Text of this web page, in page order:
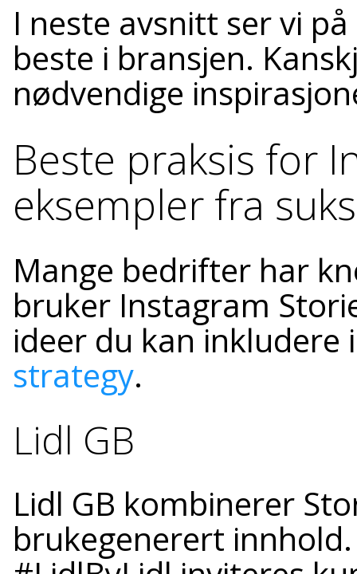
I neste avsnitt ser vi
beste i bransjen.
nødvendige
Beste praksis for
eksempler fra
Mange bedrifter har
bruker Instagram
ideer du kan inkludere
strategy.
Lidl GB
Lidl GB kombinerer
brukegenerert